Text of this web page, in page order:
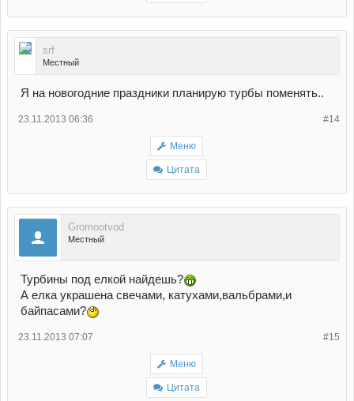
srf
Местный
Я на новогодние праздники планирую турбы поменять..
#14
23.11.2013 06:36
Меню
Цитата
Gromootvod
Местный
Турбины под елкой найдешь?
А елка украшена свечами, катухами,вальбрами,и
байпасами?
#15
23.11.2013 07:07
Меню
Цитата